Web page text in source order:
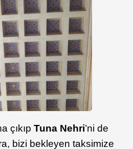
çıkıp Tuna Nehri’ni de
bizi bekleyen taksimize